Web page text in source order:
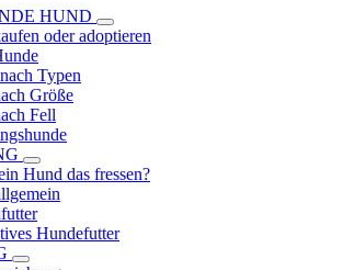
HUND
oder adoptieren
Typen
Größe
Fell
Hund das fressen?
Hundefutter